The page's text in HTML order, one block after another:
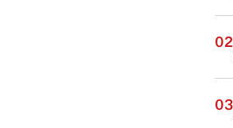
02
03